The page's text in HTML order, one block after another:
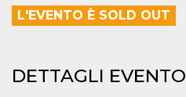
L'EVENTO È SOLD OUT
DETTAGLI EVENTO